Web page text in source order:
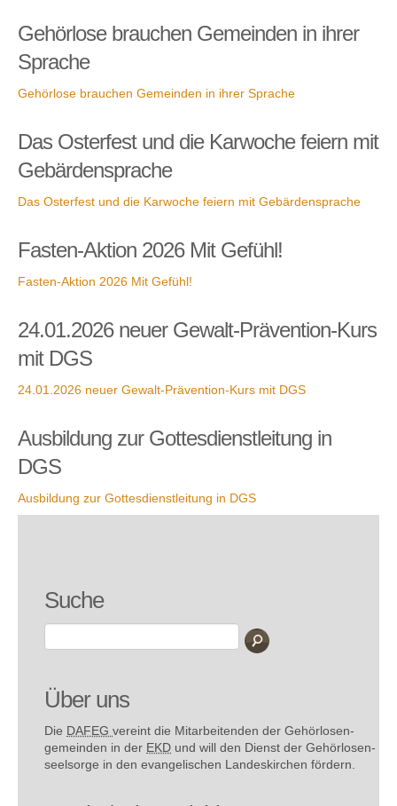
Gehörlose brauchen Gemeinden in ihrer
Sprache
Gehörlose brauchen Gemeinden in ihrer Sprache
Das Osterfest und die Karwoche feiern mit
Gebärdensprache
Das Osterfest und die Karwoche feiern mit Gebärdensprache
Fasten-Aktion 2026 Mit Gefühl!
Fasten-Aktion 2026 Mit Gefühl!
24.01.2026 neuer Gewalt-Prävention-Kurs
mit DGS
24.01.2026 neuer Gewalt-Prävention-Kurs mit DGS
Ausbildung zur Gottesdienstleitung in
DGS
Ausbildung zur Gottesdienstleitung in DGS
Suche
Über uns
Die DAFEG vereint die Mitarbeitenden der Gehör­losen­
gemeinden in der EKD und will den Dienst der Gehör­losen­
seel­sorge in den evange­lischen Landes­kirchen fördern.